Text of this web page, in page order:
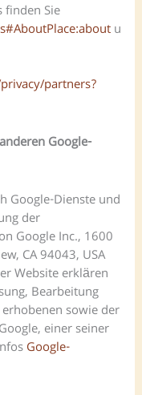
finden Sie
u
partners?
Google-
Google-Dienste und
der
Google Inc., 1600
CA 94043, USA
Website erklären
Bearbeitung
sowie der
einer seiner
Google-